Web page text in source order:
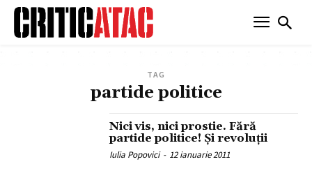
TAG
partide politice
Nici vis, nici prostie. Fără
partide politice! Şi revoluţii
Iulia Popovici - 12 ianuarie 2011